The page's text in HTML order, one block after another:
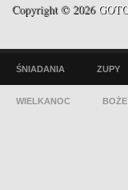
Copyright © 2026
ŚNIADANIA ZUPY
WIELKANOC